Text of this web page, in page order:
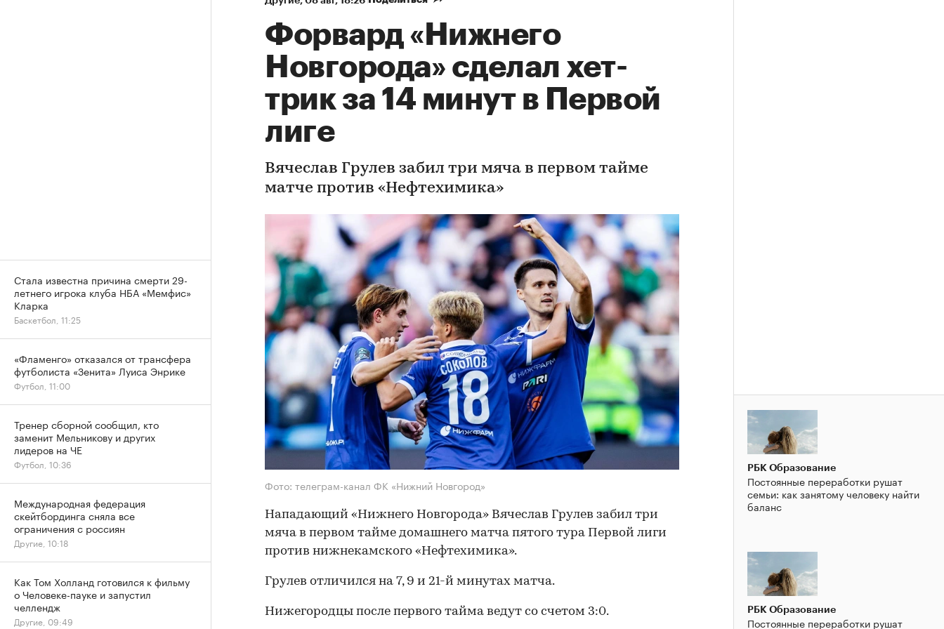
Форвард «Нижнего
Новгорода» сделал хет-
трик за 14 минут в Первой
лиге
Вячеслав Грулев забил три мяча в первом тайме
матче против «Нефтехимика»
Фото: телеграм-канал ФК «Нижний Новгород»
Нападающий «Нижнего Новгорода» Вячеслав Грулев забил три
мяча в первом тайме домашнего матча пятого тура Первой лиги
против нижнекамского «Нефтехимика».
Грулев отличился на 7, 9 и 21-й минутах матча.
Нижегородцы после первого тайма ведут со счетом 3:0.
РБК Образование
Постоянные переработки рушат
семьи: как занятому человеку найти
баланс
РБК Образование
Постоянные переработки рушат
Стала известна причина смерти 29-
летнего игрока клуба НБА «Мемфис»
Кларка
Баскетбол, 11:25
«Фламенго» отказался от трансфера
футболиста «Зенита» Луиса Энрике
Футбол, 11:00
Тренер сборной сообщил, кто
заменит Мельникову и других
лидеров на ЧЕ
Футбол, 10:36
Международная федерация
скейтбординга сняла все
ограничения с россиян
Другие, 10:18
Как Том Холланд готовился к фильму
о Человеке-пауке и запустил
челлендж
Другие, 09:49